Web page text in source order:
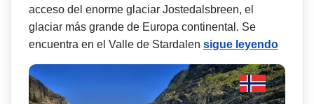
acceso del enorme glaciar Jostedalsbreen, el
glaciar más grande de Europa continental. Se
encuentra en el Valle de Stardalen sigue leyendo